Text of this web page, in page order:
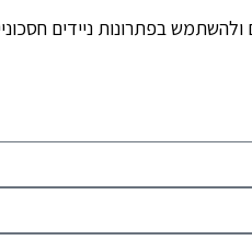
ולהשתמש בפתרונות ניידים